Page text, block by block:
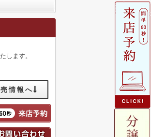
します。
情報へ